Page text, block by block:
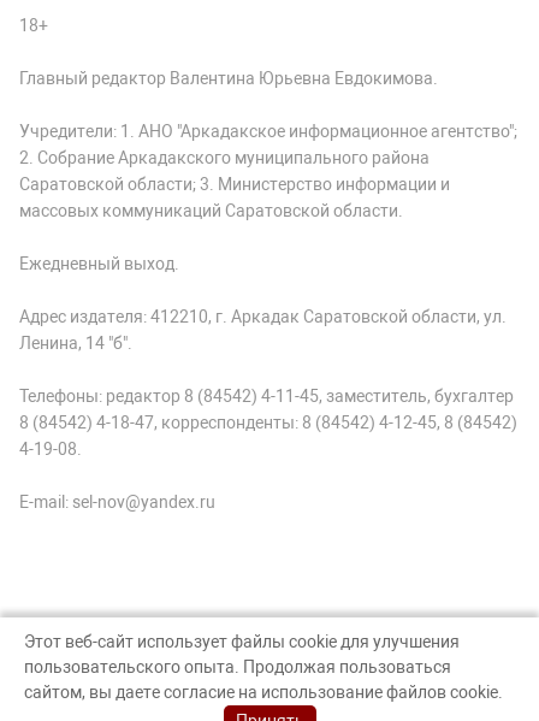
18+
Главный редактор Валентина Юрьевна Евдокимова.
Учредители: 1. АНО "Аркадакское информационное агентство";
2. Собрание Аркадакского муниципального района
Саратовской области; 3. Министерство информации и
массовых коммуникаций Саратовской области.
Ежедневный выход.
Адрес издателя: 412210, г. Аркадак Саратовской области, ул.
Ленина, 14 "б".
Телефоны: редактор 8 (84542) 4-11-45, заместитель, бухгалтер
8 (84542) 4-18-47, корреспонденты: 8 (84542) 4-12-45, 8 (84542)
4-19-08.
E-mail: sel-nov@yandex.ru
© Аркадак, 2026
Создание сайта — nopreset
Этот веб-сайт использует файлы cookie для улучшения
пользовательского опыта. Продолжая пользоваться
сайтом, вы даете согласие на использование файлов cookie.